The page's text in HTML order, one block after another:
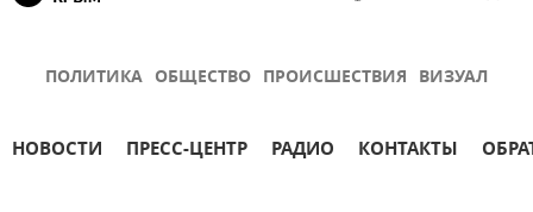
ПОЛИТИКА ОБЩЕСТВО ПРОИСШЕСТВИЯ ВИЗУАЛ
НОВОСТИ ПРЕСС-ЦЕНТР РАДИО КОНТАКТЫ